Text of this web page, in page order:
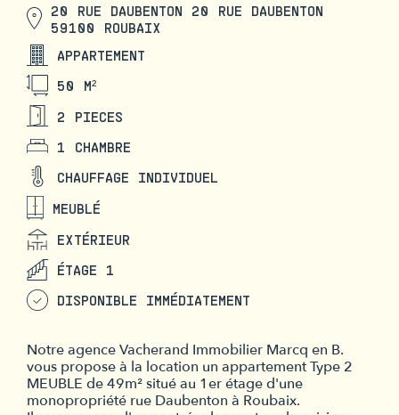
20 RUE DAUBENTON 20 RUE DAUBENTON
59100 ROUBAIX
APPARTEMENT
50 M²
2 PIECES
1 CHAMBRE
CHAUFFAGE INDIVIDUEL
MEUBLÉ
EXTÉRIEUR
ÉTAGE 1
DISPONIBLE IMMÉDIATEMENT
Notre agence Vacherand Immobilier Marcq en B.
vous propose à la location un appartement Type 2
MEUBLE de 49m² situé au 1er étage d'une
monopropriété rue Daubenton à Roubaix.